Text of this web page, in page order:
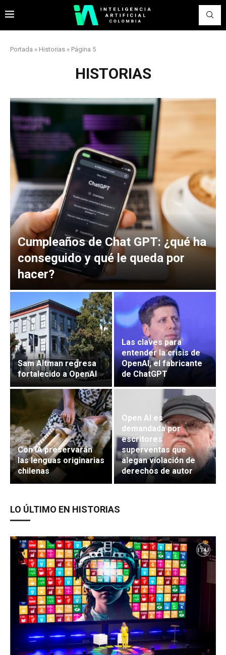
Portada » Historias » Página 5
HISTORIAS
Cumpleaños de Chat GPT: ¿qué ha
conseguido y qué le queda por
hacer?
Sam Altman regresa
fortalecido a OpenAI
Las claves para
entender la crisis de
OpenAI, el fabricante
de ChatGPT
Con IA preservarán
las lenguas originarias
chilenas
Open AI es
demandada por
escritores
superventas que
alegan violación de
derechos de autor
LO ÚLTIMO EN HISTORIAS